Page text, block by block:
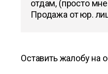
отдам, (просто
Продажа от юр.
Оставить жалобу на